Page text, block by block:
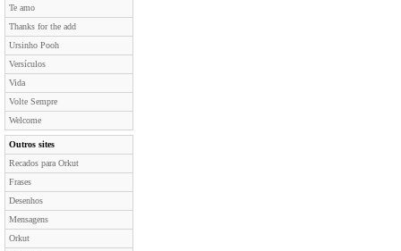
Te amo
Thanks for the add
Ursinho Pooh
Versículos
Vida
Volte Sempre
Welcome
Outros sites
Recados para Orkut
Frases
Desenhos
Mensagens
Orkut